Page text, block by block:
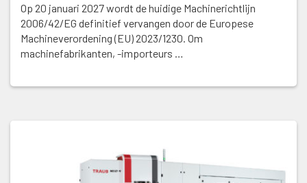
Op 20 januari 2027 wordt de huidige Machinerichtlijn
2006/42/EG definitief vervangen door de Europese
Machineverordening (EU) 2023/1230. Om
machinefabrikanten, -importeurs …